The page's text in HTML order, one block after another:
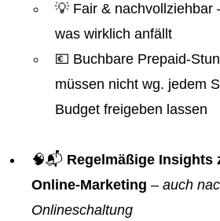
💡 Fair & nachvollziehbar
was wirklich anfällt
💶 Buchbare Prepaid-
müssen nicht wg. jedem
Budget freigeben lassen
🧠📬 Regelmäßige Insights
Online-Marketing – auch
Onlineschaltung